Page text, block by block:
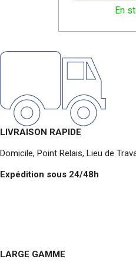
En
LIVRAISON RAPIDE
Domicile, Point Relais, Lieu de
Expédition sous 24/48h
LARGE GAMME